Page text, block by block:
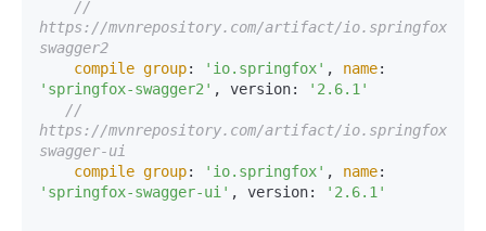
//
https://mvnrepository.com/artifact/io.springfox/
swagger2
compile group: 'io.springfox' , name
'springfox-swagger2' , version:
'2.6.1'
//
https://mvnrepository.com/artifact/io.springfox/
swagger-ui
compile group: 'io.springfox' , name
'springfox-swagger-ui' , version: '2.6.1'